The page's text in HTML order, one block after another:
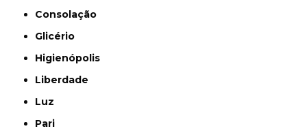
Consolação
Glicério
Higienópolis
Liberdade
Luz
Pari